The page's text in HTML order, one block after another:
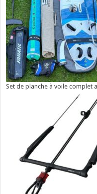
Set de planche à voile complet